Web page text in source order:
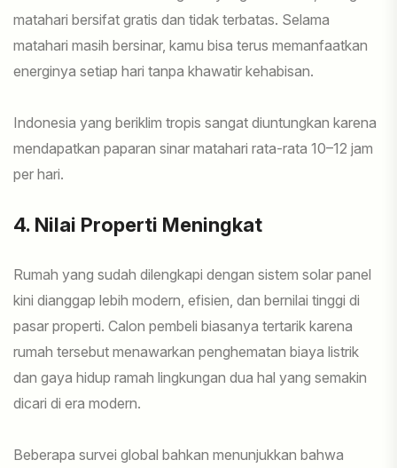
matahari bersifat gratis dan tidak terbatas. Selama
matahari masih bersinar, kamu bisa terus memanfaatkan
energinya setiap hari tanpa khawatir kehabisan.
Indonesia yang beriklim tropis sangat diuntungkan karena
mendapatkan paparan sinar matahari rata-rata 10–12 jam
per hari.
4. Nilai Properti Meningkat
Rumah yang sudah dilengkapi dengan sistem solar panel
kini dianggap lebih modern, efisien, dan bernilai tinggi di
pasar properti. Calon pembeli biasanya tertarik karena
rumah tersebut menawarkan penghematan biaya listrik
dan gaya hidup ramah lingkungan dua hal yang semakin
dicari di era modern.
Beberapa survei global bahkan menunjukkan bahwa